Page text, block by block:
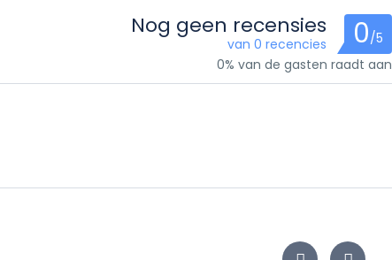
Nog geen recensies
van 0 recencies 0/5
0% van de gasten raadt aan